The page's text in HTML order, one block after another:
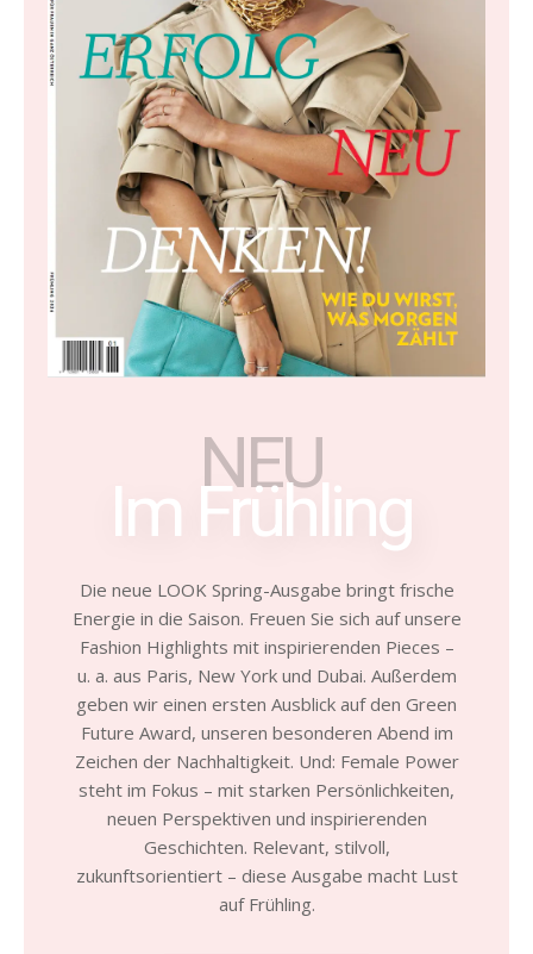
NEU
Im Frühling
Die neue LOOK Spring-Ausgabe bringt frische
Energie in die Saison. Freuen Sie sich auf unsere
Fashion Highlights mit inspirierenden Pieces –
u. a. aus Paris, New York und Dubai. Außerdem
geben wir einen ersten Ausblick auf den Green
Future Award, unseren besonderen Abend im
Zeichen der Nachhaltigkeit. Und: Female Power
steht im Fokus – mit starken Persönlichkeiten,
neuen Perspektiven und inspirierenden
Geschichten. Relevant, stilvoll,
zukunftsorientiert – diese Ausgabe macht Lust
auf Frühling.